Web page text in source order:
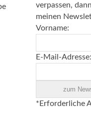
verpassen,
meinen
Vorname:
E-Mail-
*Erforderliche